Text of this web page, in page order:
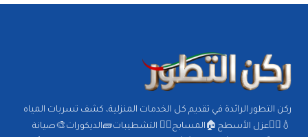
ركن التطور الرائدة في تقديم كل الخدمات المنزلية، كشف تسربات المياه
💧🕵️‍♂️عزل الأسطح🏠المسابح🏊‍♂️ التشطيبات🧱الديكورات🎨صيانة